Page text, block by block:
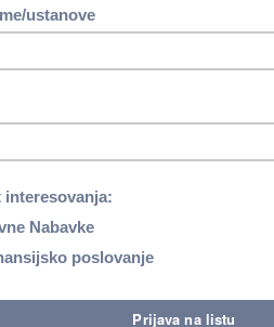
poreskim periodom, uključiv i
2020. godine
pretežnog izvoznika za
pretežnog izvoznika za
kredita za mesečne obveznike
kredita za kvartalne obveznike
i konzularnim
5)